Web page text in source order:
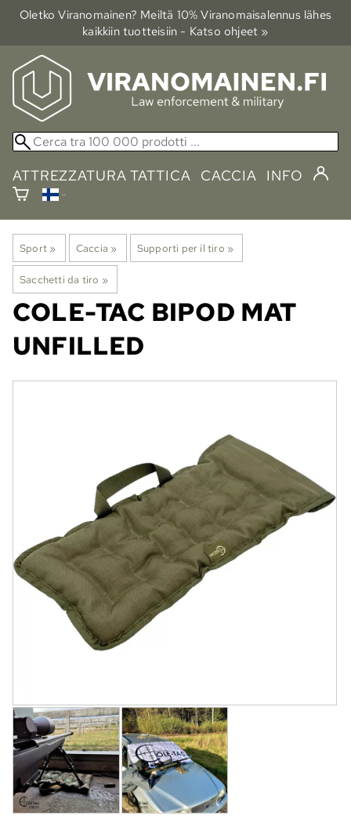
Oletko Viranomainen? Meiltä 10% Viranomais­alennus lähes
kaikkiin tuotteisiin - Katso ohjeet »
ATTREZZATURA TATTICA CACCIA INFO
Sport ‪» Caccia ‪» Supporti per il tiro ‪»
Sacchetti da tiro ‪»
COLE-TAC BIPOD MAT
UNFILLED